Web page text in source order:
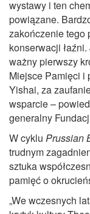
wystawy i ten
powiązane.
zakończenie tego
konserwacji
ważny pierwszy
Miejsce Pamięci i
Yishai, za
wsparcie –
generalny
W cyklu Prussian
trudnym
sztuka
pamięć o
„We wczesnych